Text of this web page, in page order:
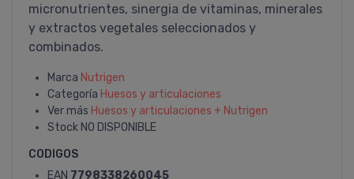
micronutrientes, sinergia de vitaminas, minerales
y extractos vegetales seleccionados y
combinados.
Marca Nutrigen
Categoría Huesos y articulaciones
Ver más Huesos y articulaciones + Nutrigen
Stock NO DISPONIBLE
CODIGOS
EAN 7798338260045